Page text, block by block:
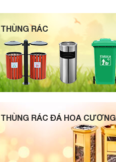
THÙNG RÁC
THÙNG RÁC ĐÁ HOA CƯƠNG